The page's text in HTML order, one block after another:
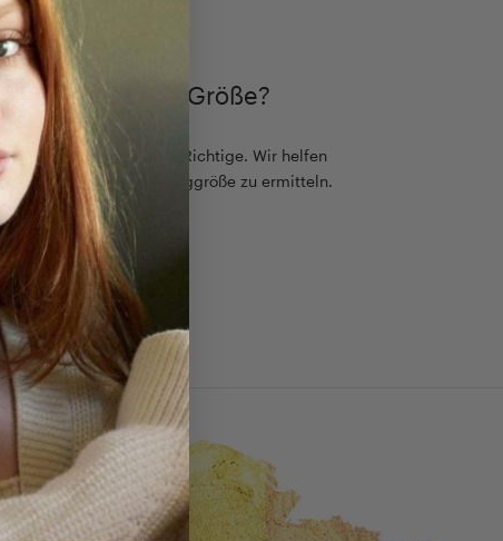
die passende Größe?
aber es gibt nur eine Richtige. Wir helfen
die passende Ringgröße zu ermitteln.
- Guide